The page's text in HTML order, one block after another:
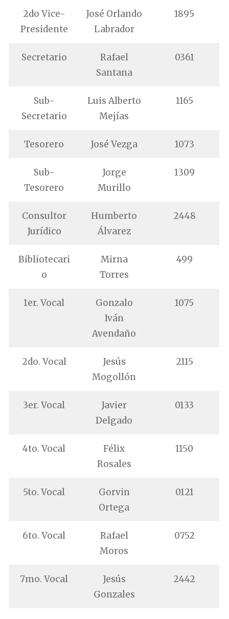
2do Vice-
Presidente
José Orlando
Labrador
1895
Secretario
Rafael
Santana
0361
Sub-
Secretario
Luis Alberto
Mejías
1165
Tesorero José Vezga 1073
Sub-
Tesorero
Jorge
Murillo
1309
Consultor
Jurídico
Humberto
Álvarez
2448
Bibliotecari
o
Mirna
Torres
499
1er. Vocal
Gonzalo
Iván
Avendaño
1075
2do. Vocal
Jesús
Mogollón
2115
3er. Vocal
Javier
Delgado
0133
4to. Vocal
Félix
Rosales
1150
5to. Vocal
Gorvin
Ortega
0121
6to. Vocal
Rafael
Moros
0752
7mo. Vocal
Jesús
Gonzales
2442